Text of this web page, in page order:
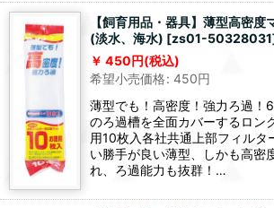
【飼育用品・器具】薄型高密
(淡水、海水) [zs01-50328031
450円(税込)
希望小売価格: 450円
薄型でも！高密度！強力ろ過！
のろ過槽を全面カバーするロン
用10枚入各社共通上部フィルタ
い勝手が良い薄型、しかも高密
れ、ろ過能力も抜群！…